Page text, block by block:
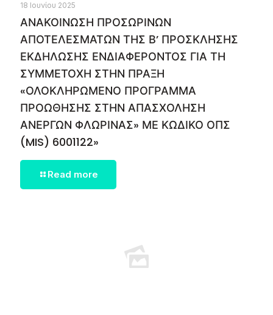
18 Ιουνίου 2025
ΑΝΑΚΟΙΝΩΣΗ ΠΡΟΣΩΡΙΝΩΝ
ΑΠΟΤΕΛΕΣΜΑΤΩΝ ΤΗΣ Β’ ΠΡΟΣΚΛΗΣΗΣ
ΕΚΔΗΛΩΣΗΣ ΕΝΔΙΑΦΕΡΟΝΤΟΣ ΓΙΑ ΤΗ
ΣΥΜΜΕΤΟΧΗ ΣΤΗΝ ΠΡΑΞΗ
«ΟΛΟΚΛΗΡΩΜΕΝΟ ΠΡΟΓΡΑΜΜΑ
ΠΡΟΩΘΗΣΗΣ ΣΤΗΝ ΑΠΑΣΧΟΛΗΣΗ
ΑΝΕΡΓΩΝ ΦΛΩΡΙΝΑΣ» ΜΕ ΚΩΔΙΚΟ ΟΠΣ
(MIS) 6001122»
Read more